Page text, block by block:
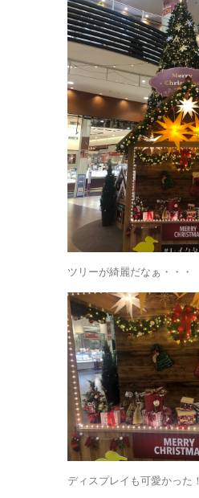
ツリーが綺麗だなぁ・・・
ディスプレイも可愛かった！